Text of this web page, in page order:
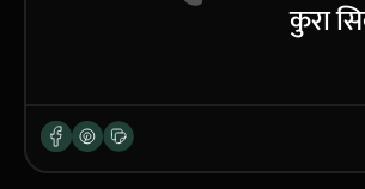
कुरा